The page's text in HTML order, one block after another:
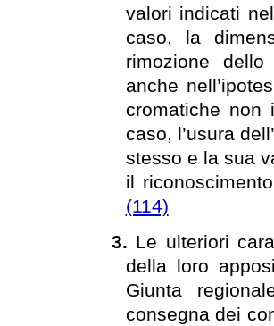
valori indicati
caso, la
rimozione
anche
cromatiche non
caso, l’usura
stesso e la sua
il
(114)
3. Le ulteriori
della loro
Giunta
consegna dei